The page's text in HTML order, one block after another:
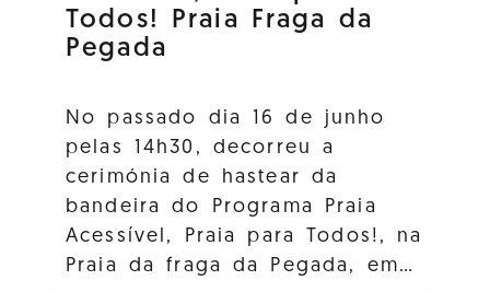
Todos! Praia Fraga da
Pegada
No passado dia 16 de junho
pelas 14h30, decorreu a
cerimónia de hastear da
bandeira do Programa Praia
Acessível, Praia para Todos!, na
Praia da fraga da Pegada, em…